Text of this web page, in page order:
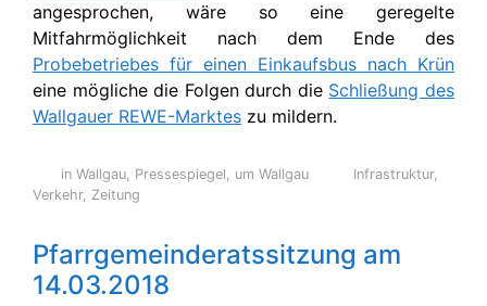
angesprochen, wäre so eine geregelte
Mitfahrmöglichkeit nach dem Ende des
Probebetriebes für einen Einkaufsbus nach Krün
eine mögliche die Folgen durch die Schließung des
Wallgauer REWE-Marktes zu mildern.
in Wallgau, Pressespiegel, um Wallgau Infrastruktur,
Verkehr, Zeitung
Pfarrgemeinderatssitzung am
14.03.2018